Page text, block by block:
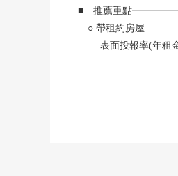
■ 推薦重點
○ 帶租約房屋
表面投報率(年租金
※本房屋利潤率是對
是稅稅的經費扣除